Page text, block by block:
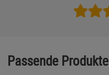
Passende Produkte